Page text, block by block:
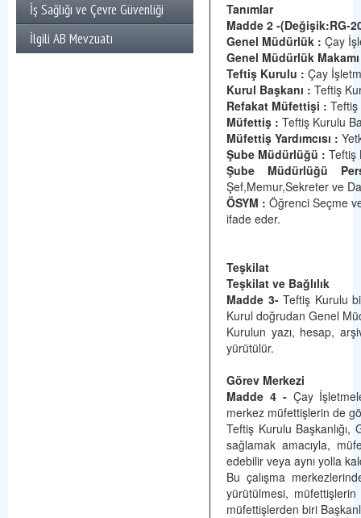
İş Sağlığı ve Çevre Güvenliği
İlgili AB Mevzuatı
Tanımlar
Madde 2 -(Değişik:RG-
Genel Müdürlük : Çay
Genel Müdürlük
Teftiş Kurulu : Çay
Kurul Başkanı : Teftiş
Refakat Müfettişi : Teftiş
Müfettiş : Teftiş Kurulu
Müfettiş Yardımcısı :
Şube Müdürlüğü : Teftiş
Şube Müdürlüğü
Şef,Memur,Sekreter ve
ÖSYM : Öğrenci Seçme
ifade eder.
Teşkilat
Teşkilat ve Bağlılık
Madde 3-Teftiş Kurulu
Kurul doğrudan Genel
Kurulun yazı, hesap,
yürütülür.
Görev Merkezi
Madde 4 - Çay
merkez müfettişlerin de
Teftiş Kurulu Başkanlığı,
sağlamak amacıyla,
edebilir veya aynı yolla
Bu çalışma
yürütülmesi,
müfettişlerden biri